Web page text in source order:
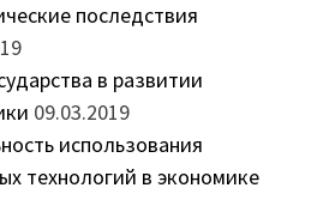
последствия
в развитии
09.03.2019
использования
технологий в экономике